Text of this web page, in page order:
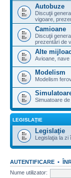
Autobuze
Discuţii
vigoare,
Camioane
Discuţii
prezentări de
Alte
Avioane,
Modelism
Modelism
Simuatoare
LEGISLAŢIE
Legislaţie
Legislaţia la zi
AUTENTIFICARE •
Nume utilizator: